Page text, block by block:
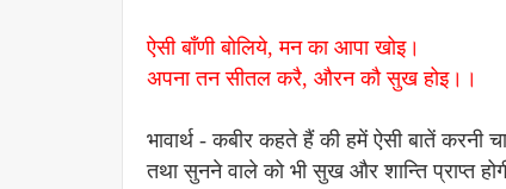
ऐसी बाँणी बोलिये, मन का आपा खोइ।
अपना तन सीतल करै, औरन कौ सुख होइ।।
भावार्थ - कबीर कहते हैं की हमें ऐसी बातें करनी
तथा सुनने वाले को भी सुख और शान्ति प्राप्त